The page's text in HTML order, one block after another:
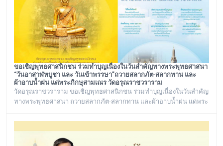
บางกอกใหญ่ และเยี่ยม/มอบถุงยัง
ขอเชิญพุทธศาสนิกชน ร่วมทำบุญเนื่องในวันสำคัญทางพระพุทธศาสนา
“วันอาสาฬหบูชา และ วันเข้าพรรษา”ถวายสลากภัต-สลากทาน และ
ผ้าอาบน้ำฝน แด่พระภิกษุสามเณร วัดอรุณราชวราราม
วัดอรุณราชวราราม ขอเชิญพุทธศาสนิกชน ร่วมทำบุญเนื่องในวันสำคัญ
ทางพระพุทธศาสนา ถวายสลากภัต-สลากทาน และผ้าอาบน้ำฝน แด่พระ
พ.ศ. ๒๕๖๙ เวลา ๑๒.๐๐ น. ณ พระวิหาร วัดอรุณราชวราราม
กรุงเทพมหานคร